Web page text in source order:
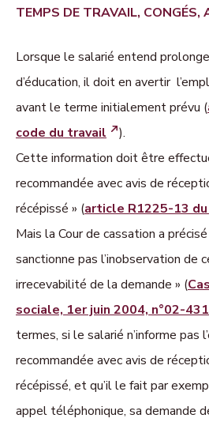
TEMPS DE TRAVAIL, CONGÉS,
Lorsque le salarié entend
d’éducation, il doit en avertir
avant le terme initialement prévu (
code du travail
).
Cette information doit être
recommandée avec avis de
récépissé » (article R1225-13
Mais la Cour de cassation a
sanctionne pas l’inobservation de
irrecevabilité de la demande » (
sociale, 1er juin 2004, n°02-
termes, si le salarié n’informe pas
recommandée avec avis de
récépissé, et qu’il le fait par
appel téléphonique, sa demande